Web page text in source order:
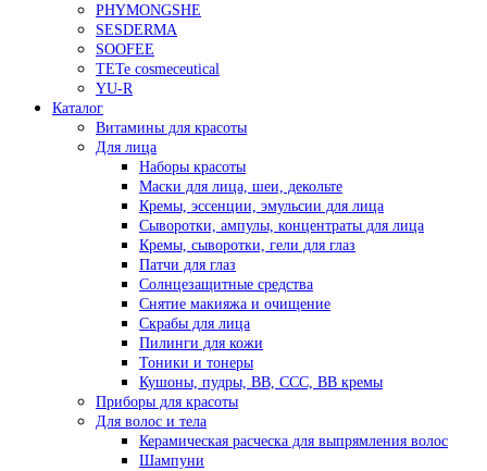
PHYMONGSHE
SESDERMA
SOOFEE
TETe cosmeceutical
YU-R
Каталог
Витамины для красоты
Для лица
Наборы красоты
Маски для лица, шеи, декольте
Кремы, эссенции, эмульсии для лица
Сыворотки, ампулы, концентраты для лица
Кремы, сыворотки, гели для глаз
Патчи для глаз
Солнцезащитные средства
Снятие макияжа и очищение
Скрабы для лица
Пилинги для кожи
Тоники и тонеры
Кушоны, пудры, ВВ, ССС, ВВ кремы
Приборы для красоты
Для волос и тела
Керамическая расческа для выпрямления волос
Шампуни